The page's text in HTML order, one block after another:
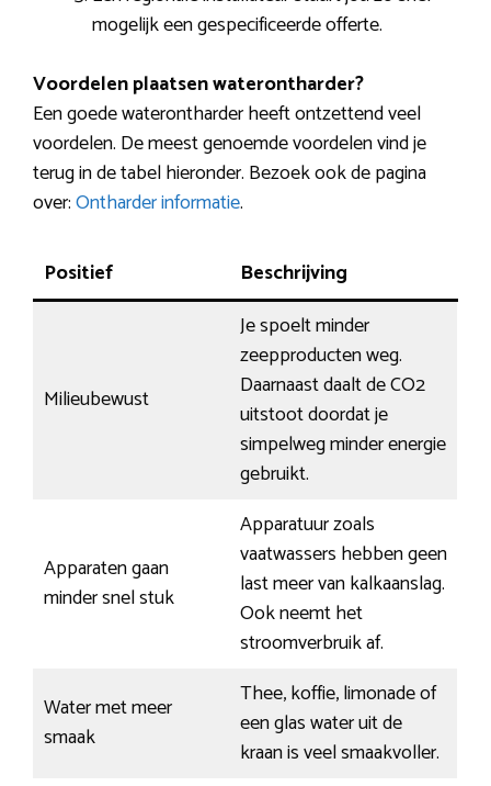
mogelijk een gespecificeerde offerte.
Voordelen plaatsen waterontharder?
Een goede waterontharder heeft ontzettend veel
voordelen. De meest genoemde voordelen vind je
terug in de tabel hieronder. Bezoek ook de pagina
over:Ontharder informatie.
Positief Beschrijving
Milieubewust
Je spoelt minder
zeepproducten weg.
Daarnaast daalt de CO2
uitstoot doordat je
simpelweg minder energie
gebruikt.
Apparaten gaan
minder snel stuk
Apparatuur zoals
vaatwassers hebben geen
last meer van kalkaanslag.
Ook neemt het
stroomverbruik af.
Water met meer
smaak
Thee, koffie, limonade of
een glas water uit de
kraan is veel smaakvoller.